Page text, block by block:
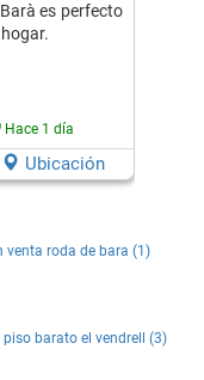
es perfecto
Hace 1 día
Ubicación
venta roda de bara (1)
barato el vendrell (3)